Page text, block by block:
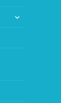
almenü
szétnyitása